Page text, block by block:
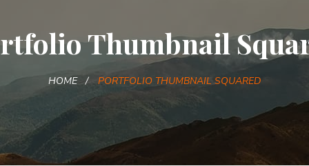
Thumbnail
HOME PORTFOLIO THUMBNAIL SQUARED